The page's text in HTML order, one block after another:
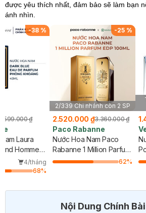
được yêu thích nhất, đảm bảo sẽ làm bạn
ánh nhìn.
-38 %
599.000 ₫
Laura
Homme
(Xanh)
4/tháng
68%
-25 %
2/339 Chi nhánh còn 2 SP
2.520.000 ₫3.360.000 ₫
Paco Rabanne
Nước Hoa Nam Paco
Rabanne 1 Million Parfum
EDP 100ml
62%
Nội Dung Chính